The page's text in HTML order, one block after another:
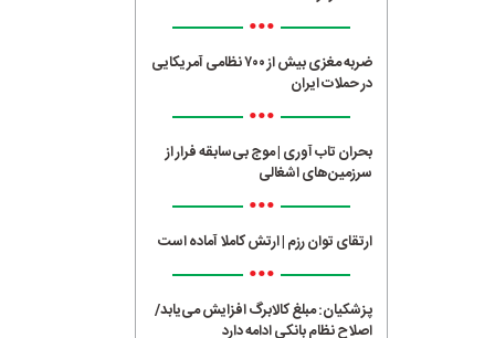
•••
ضربه مغزی بیش از ۷۰۰ نظامی آمریکایی
در حملات ایران
•••
بحران تاب آوری | موج بی‌سابقه فرار از
سرزمین‌های اشغالی
•••
ارتقای توان رزم | ارتش کاملا آماده است
•••
پزشکیان: مبلغ کالابرگ افزایش می‌یابد/
اصلاح نظام بانکی ادامه دارد